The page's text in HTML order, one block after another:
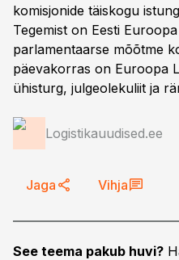
komisjonide täiskogu
Tegemist on Eesti
parlamentaarse mõõtme
päevakorras on Euroopa
ühisturg, julgeolekuliit ja
Logistikauudised.ee
Jaga Vihja
See teema pakub huvi?